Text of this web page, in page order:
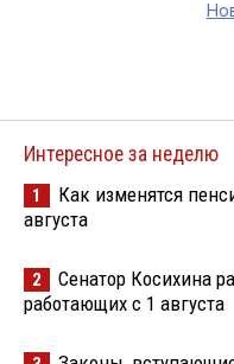
Интересное за неделю
1
Как изменятся
августа
2
Сенатор Косихина
работающих с 1 августа